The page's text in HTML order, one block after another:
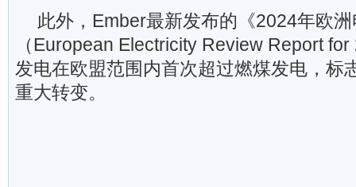
此外，Ember最新发布的《2024年欧
（European Electricity Review Report
发电在欧盟范围内首次超过燃煤发电，标
重大转变。